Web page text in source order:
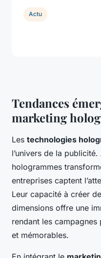
Tendances
marketing
Les technologies
l’univers de la publicité.
hologrammes
entreprises captent
Leur capacité à créer
dimensions offre une
rendant les
et mémorables.
Actu